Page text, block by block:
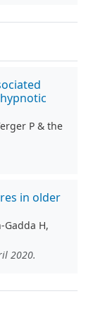
P & the
in older
H,
2020.